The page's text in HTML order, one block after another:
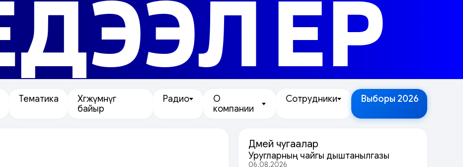
Тематика
Хөгжүмнүг
байыр
Радио
О
компании
Сотрудники Выборы 2026
Дөмей чугаалар
Уругларның чайгы дыштанылгазы
06.08.2026